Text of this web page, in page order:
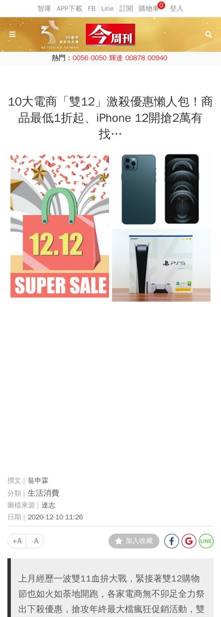
0
熱門： 0056 0050 輝達 00878 00940
10大電商「雙12」激殺優惠懶人包！商
品最低1折起、iPhone 12開搶2萬有
找…
翁申霖
生活消費
達志
2020-12-10 11:26
+A -A 加入收藏
上月經歷一波雙11血拚大戰，緊接著雙12購物
節也如火如荼地開跑，各家電商無不卯足全力祭
出下殺優惠，搶攻年終最大檔瘋狂促銷活動，雙